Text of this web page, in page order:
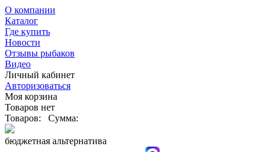
О компании
Каталог
Где купить
Новости
Отзывы рыбаков
Видео
Личный кабинет
Авторизоваться
Моя корзина
Товаров нет
Товаров:
Сумма:
бюджетная альтернатива